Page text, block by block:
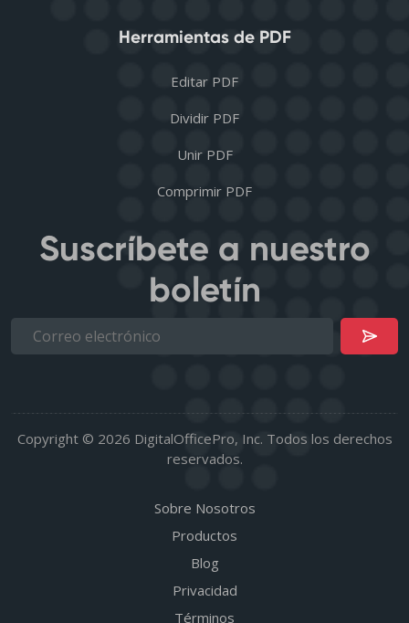
Herramientas de PDF
Editar PDF
Dividir PDF
Unir PDF
Comprimir PDF
Suscríbete a nuestro
boletín
Copyright © 2026 DigitalOfficePro, Inc. Todos los derechos
reservados.
Sobre Nosotros
Productos
Blog
Privacidad
Términos